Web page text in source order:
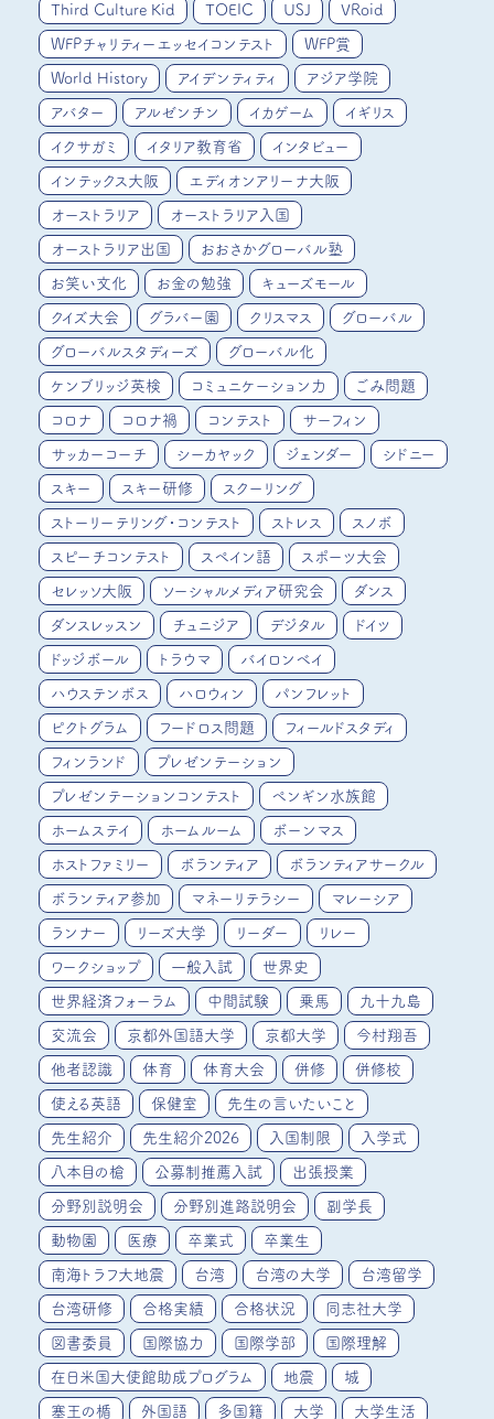
Third Culture Kid TOEIC USJ VRoid
WFPチャリティーエッセイコンテスト WFP賞
World History アイデンティティ アジア学院
アバター アルゼンチン イカゲーム イギリス
イクサガミ イタリア教育省 インタビュー
インテックス大阪 エディオンアリーナ大阪
オーストラリア オーストラリア入国
オーストラリア出国 おおさかグローバル塾
お笑い文化 お金の勉強 キューズモール
クイズ大会 グラバー園 クリスマス グローバル
グローバルスタディーズ グローバル化
ケンブリッジ英検 コミュニケーション力 ごみ問題
コロナ コロナ禍 コンテスト サーフィン
サッカーコーチ シーカヤック ジェンダー シドニー
スキー スキー研修 スクーリング
ストーリーテリング・コンテスト ストレス スノボ
スピーチコンテスト スペイン語 スポーツ大会
セレッソ大阪 ソーシャルメディア研究会 ダンス
ダンスレッスン チュニジア デジタル ドイツ
ドッジボール トラウマ バイロンベイ
ハウステンボス ハロウィン パンフレット
ピクトグラム フードロス問題 フィールドスタディ
フィンランド プレゼンテーション
プレゼンテーションコンテスト ペンギン水族館
ホームステイ ホームルーム ボーンマス
ホストファミリー ボランティア ボランティアサークル
ボランティア参加 マネーリテラシー マレーシア
ランナー リーズ大学 リーダー リレー
ワークショップ 一般入試 世界史
世界経済フォーラム 中間試験 乗馬 九十九島
交流会 京都外国語大学 京都大学 今村翔吾
他者認識 体育 体育大会 併修 併修校
使える英語 保健室 先生の言いたいこと
先生紹介 先生紹介2026 入国制限 入学式
八本目の槍 公募制推薦入試 出張授業
分野別説明会 分野別進路説明会 副学長
動物園 医療 卒業式 卒業生
南海トラフ大地震 台湾 台湾の大学 台湾留学
台湾研修 合格実績 合格状況 同志社大学
図書委員 国際協力 国際学部 国際理解
在日米国大使館助成プログラム 地震 城
塞王の楯 外国語 多国籍 大学 大学生活